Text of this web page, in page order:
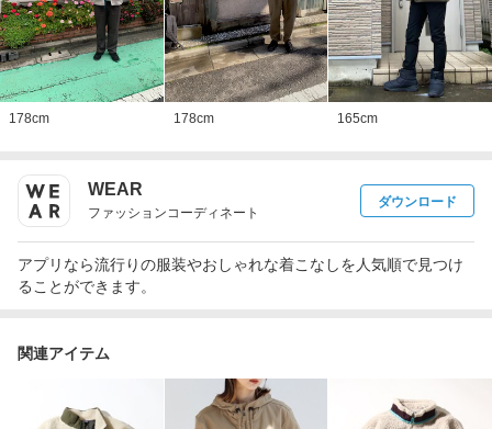
178cm 178cm 165cm
WEAR
ファッションコーディネート
ダウンロード
アプリなら流行りの服装やおしゃれな着こなしを人気順で見つけ
ることができます。
関連アイテム